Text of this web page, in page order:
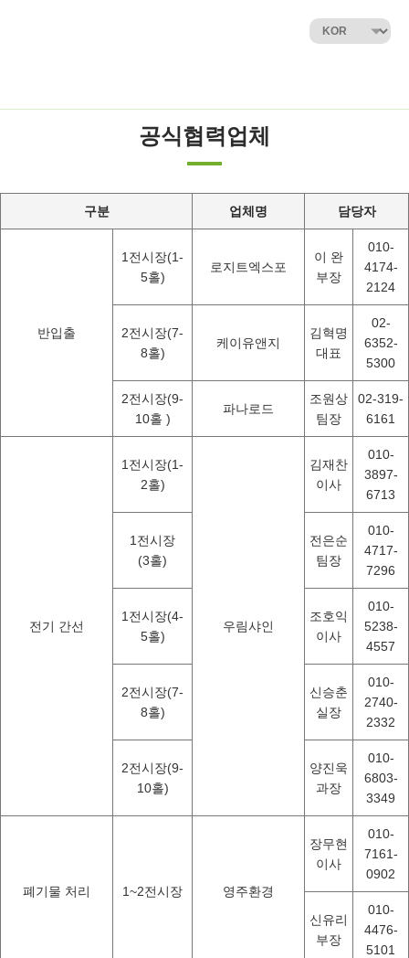
공식협력업체
구분 업체명 담당자
반입출
1전시장(1-
5홀)
로지트엑스포
이 완
부장
010-
4174-
2124
2전시장(7-
8홀)
케이유앤지
김혁명
대표
02-
6352-
5300
2전시장(9-
10홀 )
파나로드
조원상
팀장
02-319-
6161
전기 간선
1전시장(1-
2홀)
우림샤인
김재찬
이사
010-
3897-
6713
1전시장
(3홀)
전은순
팀장
010-
4717-
7296
1전시장(4-
5홀)
조호익
이사
010-
5238-
4557
2전시장(7-
8홀)
신승춘
실장
010-
2740-
2332
2전시장(9-
10홀)
양진욱
과장
010-
6803-
3349
폐기물 처리 1~2전시장 영주환경
장무현
이사
010-
7161-
0902
신유리
부장
010-
4476-
5101